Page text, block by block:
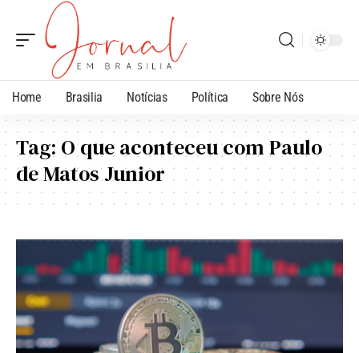
Home Brasilia Notícias Política Sobre Nós
Tag: O que aconteceu com Paulo
de Matos Junior